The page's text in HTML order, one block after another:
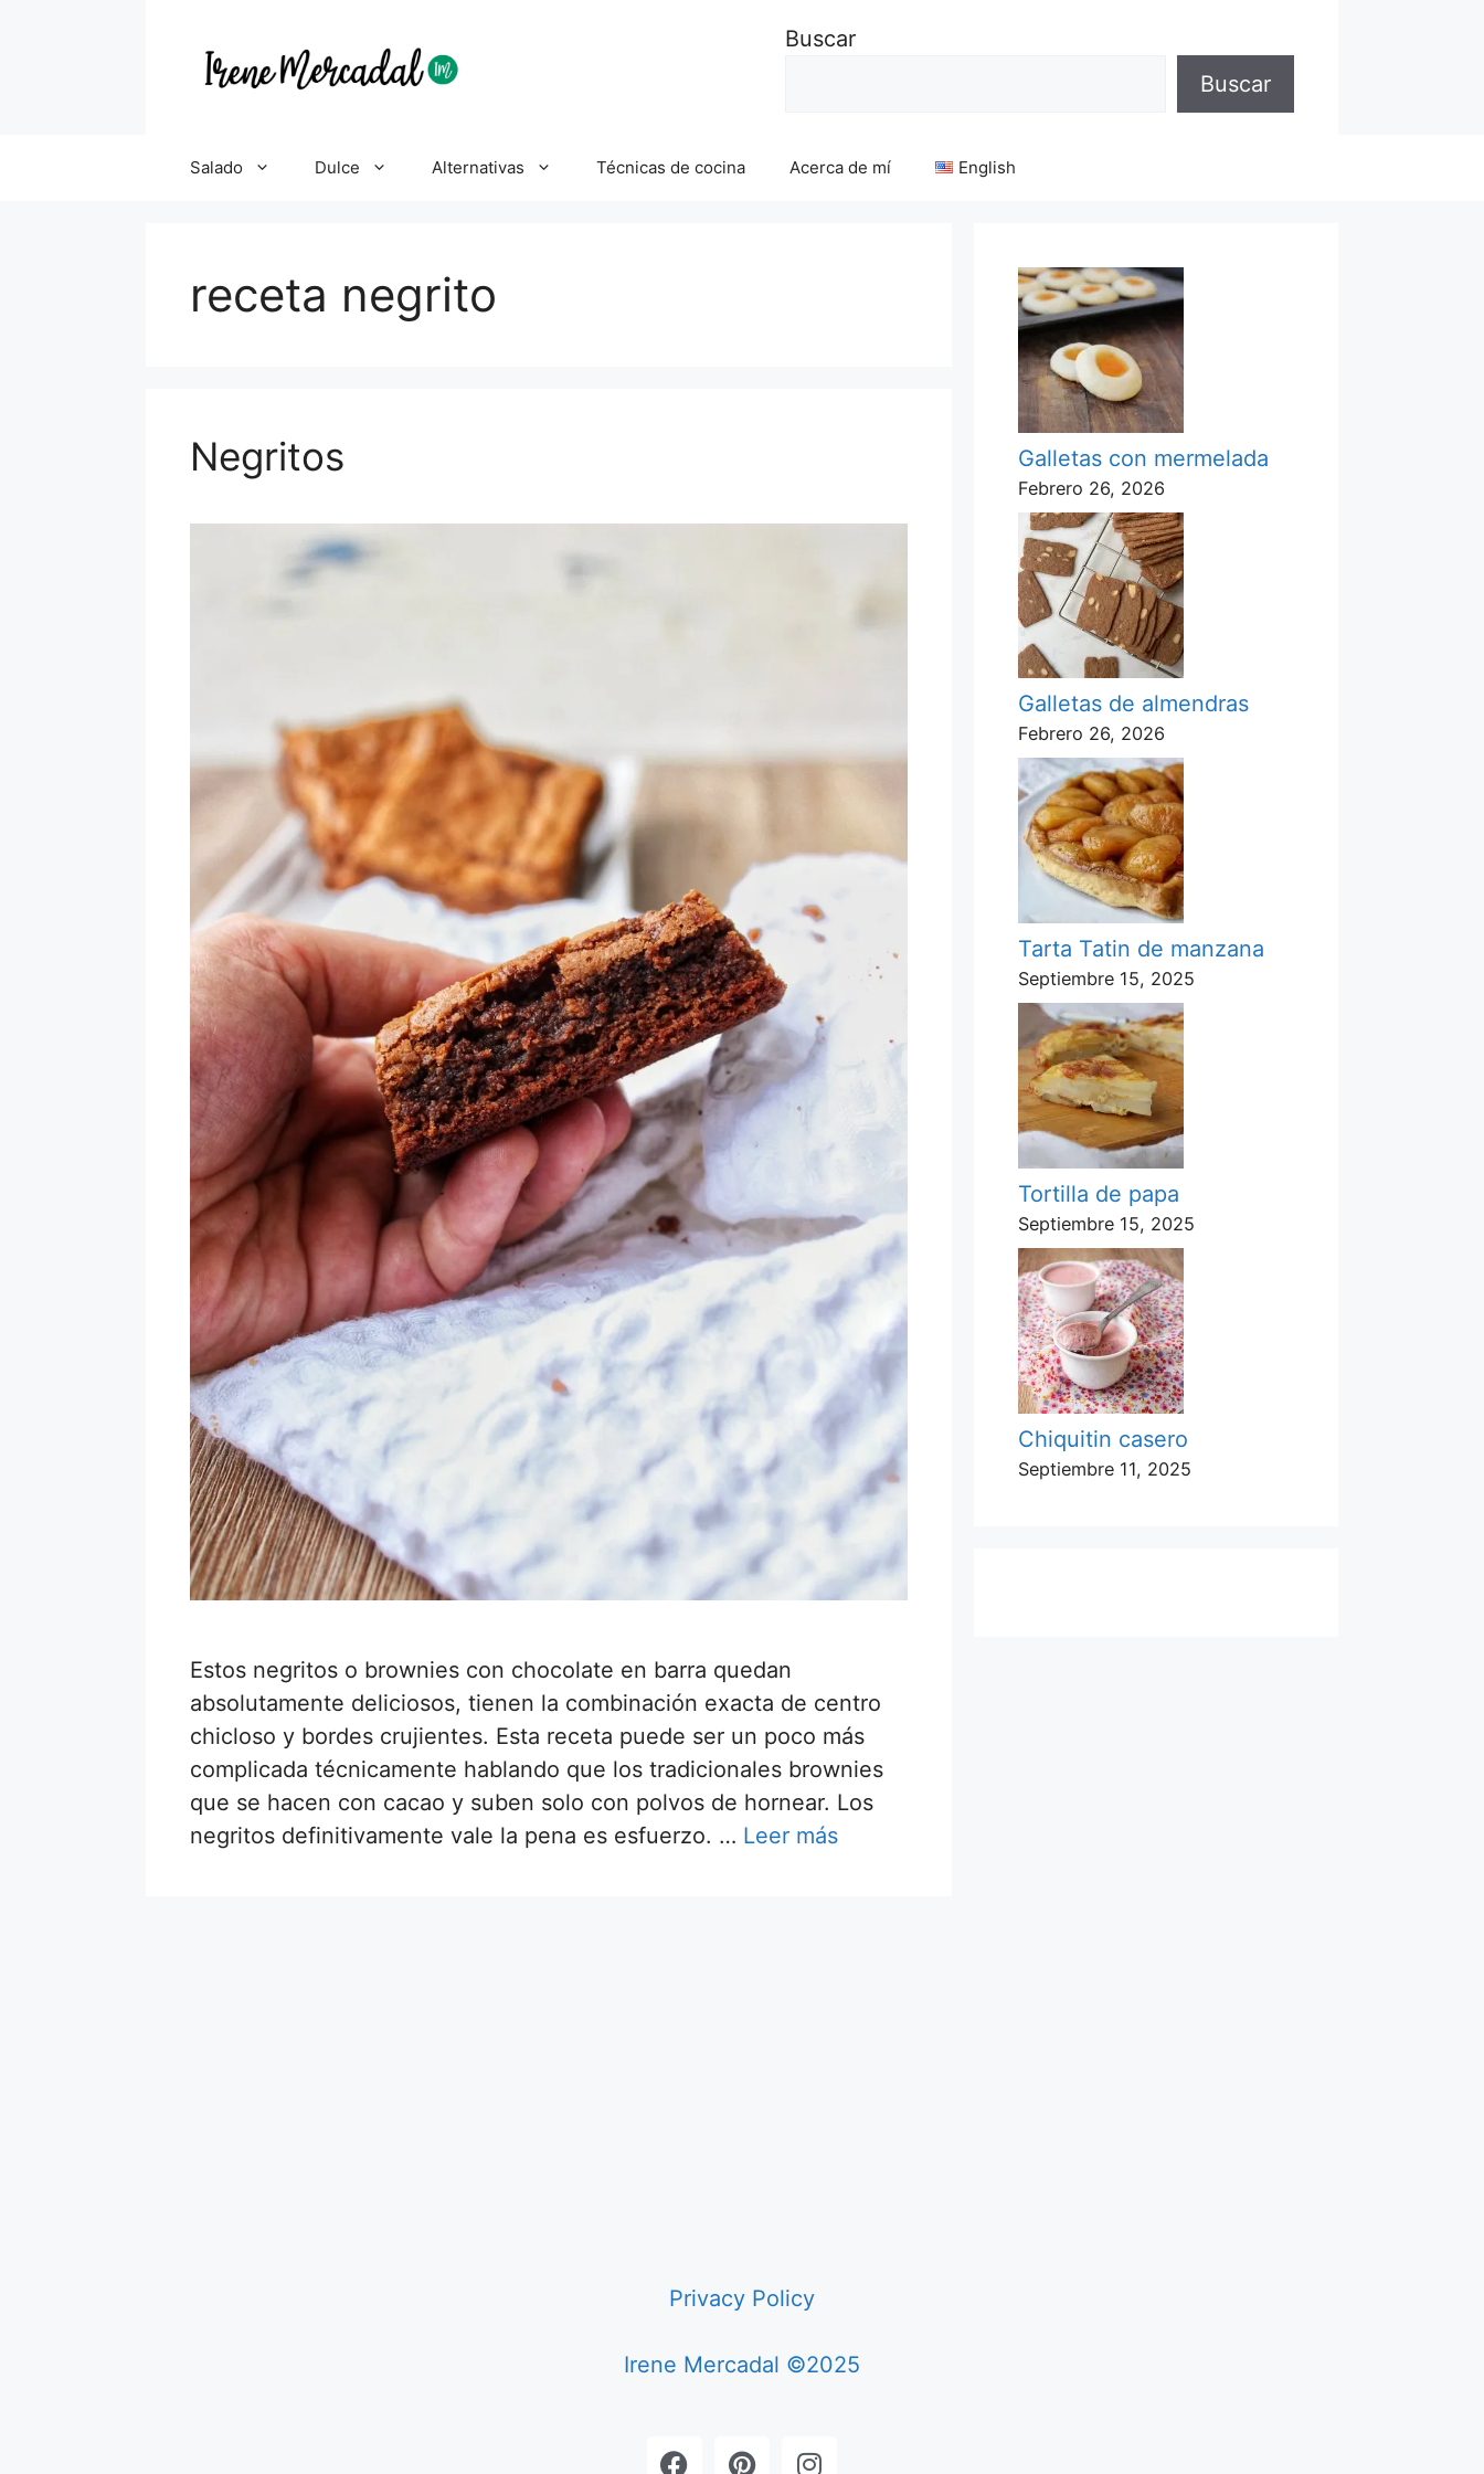
Buscar
Buscar
Salado Dulce Alternativas Técnicas de cocina Acerca de mí English
receta negrito
Negritos
Estos negritos o brownies con chocolate en barra quedan
absolutamente deliciosos, tienen la combinación exacta de centro
chicloso y bordes crujientes. Esta receta puede ser un poco más
complicada técnicamente hablando que los tradicionales brownies
que se hacen con cacao y suben solo con polvos de hornear. Los
negritos definitivamente vale la pena es esfuerzo. … Leer más
Galletas con mermelada
Febrero 26, 2026
Galletas de almendras
Febrero 26, 2026
Tarta Tatin de manzana
Septiembre 15, 2025
Tortilla de papa
Septiembre 15, 2025
Chiquitin casero
Septiembre 11, 2025
Privacy Policy
Irene Mercadal ©2025